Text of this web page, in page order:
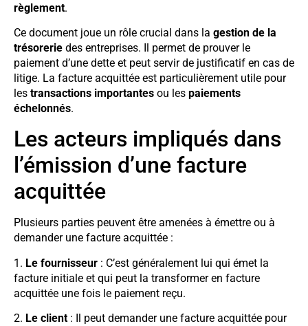
règlement.
Ce document joue un rôle crucial dans la gestion de la
trésorerie des entreprises. Il permet de prouver le
paiement d’une dette et peut servir de justificatif en cas de
litige. La facture acquittée est particulièrement utile pour
les transactions importantes ou les paiements
échelonnés.
Les acteurs impliqués dans
l’émission d’une facture
acquittée
Plusieurs parties peuvent être amenées à émettre ou à
demander une facture acquittée :
1. Le fournisseur : C’est généralement lui qui émet la
facture initiale et qui peut la transformer en facture
acquittée une fois le paiement reçu.
2. Le client : Il peut demander une facture acquittée pour